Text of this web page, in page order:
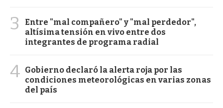
3
Entre "mal compañero" y "mal perdedor",
altísima tensión en vivo entre dos
integrantes de programa radial
4 Gobierno declaró la alerta roja por las
condiciones meteorológicas en varias zonas
del país